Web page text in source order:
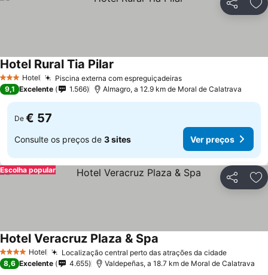
Partilhar
3 EstrelasHotel Piscina externa com espreguiçadeiras
Hotel Rural Tia Pilar
9,1 Excelente 1.566 Almagro, a 12.9 km de Moral de Calatrava
De € 57
Consulte os preços de 3 sites Ver preços
Partilhar
Escolha popular
4 EstrelasHotel Localização central perto das atrações da cidade
Hotel Veracruz Plaza & Spa
8,6 Excelente 4.655 Valdepeñas, a 18.7 km de Moral de Calatrava